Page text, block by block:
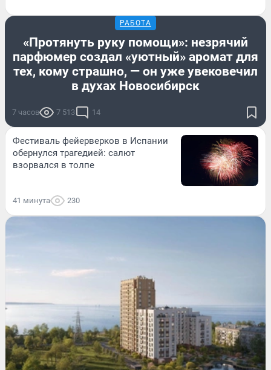
РАБОТА
«Протянуть руку помощи»: незрячий
парфюмер создал «уютный» аромат для
тех, кому страшно, — он уже увековечил
в духах Новосибирск
7 часов 7 513 14
Фестиваль фейерверков в Испании
обернулся трагедией: салют
взорвался в толпе
41 минута 230